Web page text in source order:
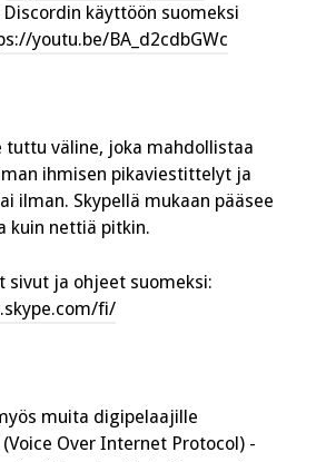
käyttöön suomeksi
youtu.be/BA_d2cdbGWc
tuttu väline, joka mahdollistaa
ihmisen pikaviestittelyt ja
ilman. Skypellä mukaan pääsee
kuin nettiä pitkin.
sivut ja ohjeet suomeksi:
fi/
muita digipelaajille
Over Internet Protocol) -